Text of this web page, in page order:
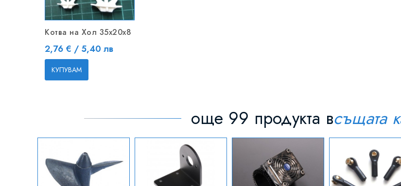
Котва на Хол 35x20x8
Цена
2,76 € / 5,40 лв
КУПУВАМ
още 99 продукта всъщата